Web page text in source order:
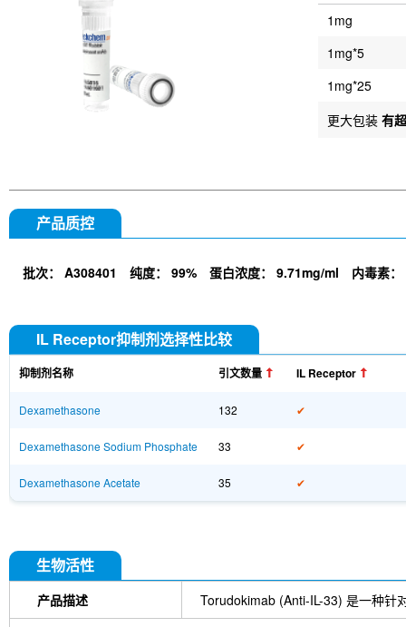
1mg
1mg*5
1mg*25
更大包装 有
产品质控
批次： A308401 纯度： 99% 蛋白浓度： 9.71mg/ml 内毒素：
IL Receptor抑制剂选择性比较
抑制剂名称 引文数量 IL Receptor
Dexamethasone 132 ✔
Dexamethasone Sodium Phosphate 33 ✔
Dexamethasone Acetate 35 ✔
生物活性
产品描述 Torudokimab (Anti-IL-33) 是一种针